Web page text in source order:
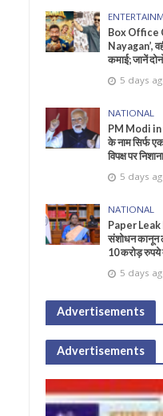
Box Office
Nayagan’,
कमाई; जानें
5 days
NATIONAL
PM Modi in
के नाम सिर्फ
विपक्ष पर
5 days
NATIONAL
Paper Leak
संशोधन कानून
10 करोड़ रुपये
5 days
Advertisements
Advertisements